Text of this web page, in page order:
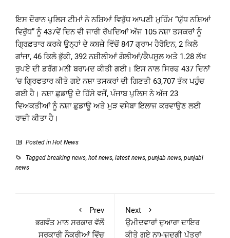
ਇਸ ਦੌਰਾਨ ਪੁਲਿਸ ਟੀਮਾਂ ਨੇ ਨਸ਼ਿਆਂ ਵਿਰੁੱਧ ਆਪਣੀ ਮੁਹਿੰਮ “ਯੁੱਧ ਨਸ਼ਿਆਂ
ਵਿਰੁੱਧ” ਨੂੰ 437ਵੇਂ ਦਿਨ ਵੀ ਜਾਰੀ ਰੱਖਦਿਆਂ ਅੱਜ 105 ਨਸ਼ਾ ਤਸਕਰਾਂ ਨੂੰ
ਗ੍ਰਿਫ਼ਤਾਰ ਕਰਕੇ ਉਨ੍ਹਾਂ ਦੇ ਕਬਜ਼ੇ ਵਿੱਚੋਂ 847 ਗ੍ਰਾਮ ਹੈਰੋਇਨ, 2 ਕਿਲੋ
ਗਾਂਜਾ, 46 ਕਿਲੋ ਭੁੱਕੀ, 392 ਨਸ਼ੀਲੀਆਂ ਗੋਲੀਆਂ/ਕੈਪਸੂਲ ਅਤੇ 1.28 ਲੱਖ
ਰੁਪਏ ਦੀ ਡਰੱਗ ਮਨੀ ਬਰਾਮਦ ਕੀਤੀ ਗਈ। ਇਸ ਨਾਲ ਸਿਰਫ 437 ਦਿਨਾਂ
’ਚ ਗ੍ਰਿਫਤਾਰ ਕੀਤੇ ਗਏ ਨਸ਼ਾ ਤਸਕਰਾਂ ਦੀ ਗਿਣਤੀ 63,707 ਤੱਕ ਪਹੁੰਚ
ਗਈ ਹੈ। ਨਸ਼ਾ ਛੁਡਾਊ ਦੇ ਹਿੱਸੇ ਵਜੋਂ, ਪੰਜਾਬ ਪੁਲਿਸ ਨੇ ਅੱਜ 23
ਵਿਅਕਤੀਆਂ ਨੂੰ ਨਸ਼ਾ ਛੁਡਾਊ ਅਤੇ ਮੁੜ ਵਸੇਬਾ ਇਲਾਜ ਕਰਵਾਉਣ ਲਈ
ਰਾਜ਼ੀ ਕੀਤਾ ਹੈ।
Posted in Hot News
Tagged breaking news, hot news, latest news, punjab news, punjabi
news
Prev
ਭਗਵੰਤ ਮਾਨ ਸਰਕਾਰ ਵੱਲੋਂ
ਸਰਕਾਰੀ ਨੌਕਰੀਆਂ ਵਿੱਚ
Next
ਉਮੀਦਵਾਰਾਂ ਦੁਆਰਾ ਦਾਇਰ
ਕੀਤੇ ਗਏ ਨਾਮਜ਼ਦਗੀ ਪੱਤਰਾਂ